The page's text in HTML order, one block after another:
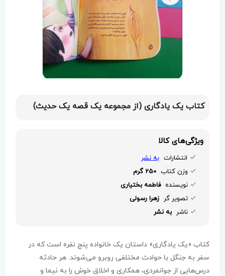
کتاب یک یادگاری (از مجموعه یک قصه یک حدیث)
ویژگی‌های کالا
انتشارات به نشر
وزن کتاب 250 گرم
نویسنده فاطمه بختیاری
تصویر گر زهرا رسولی
ناشر به نشر
کتاب «یک یادگاری» داستان یک خانواده پنج نفره است که در
سفر به جنگل با حوادث مختلفی روبرو می‌شوند. هر حادثه
درس‌هایی از جوانمردی، همکاری و اخلاق خوش را به نیما و